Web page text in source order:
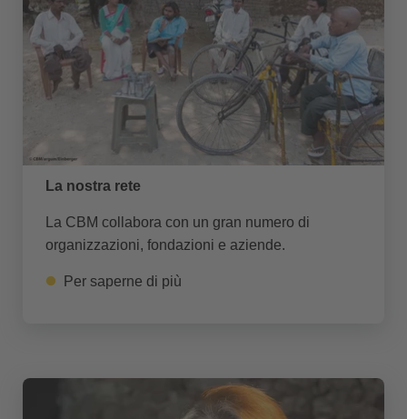
La nostra rete
La CBM collabora con un gran numero di
organizzazioni, fondazioni e aziende.
Per saperne di più